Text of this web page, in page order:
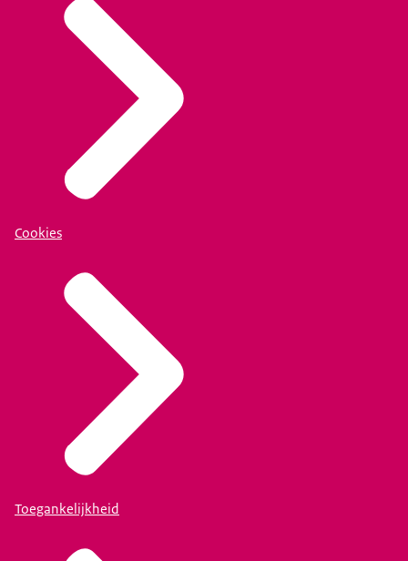
Cookies
Toegankelijkheid